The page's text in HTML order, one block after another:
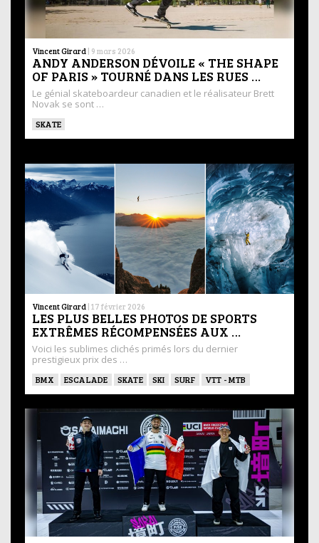
Vincent Girard | 9 mars 2026
ANDY ANDERSON DÉVOILE « THE SHAPE
OF PARIS » TOURNÉ DANS LES RUES …
Le génial skateboardeur canadien et le réalisateur Brett
Novak se sont …
SKATE
Vincent Girard | 17 février 2026
LES PLUS BELLES PHOTOS DE SPORTS
EXTRÊMES RÉCOMPENSÉES AUX …
Voici les sublimes clichés primés lors du dernier
prestigieux prix des …
BMX ESCALADE SKATE SKI SURF VTT - MTB